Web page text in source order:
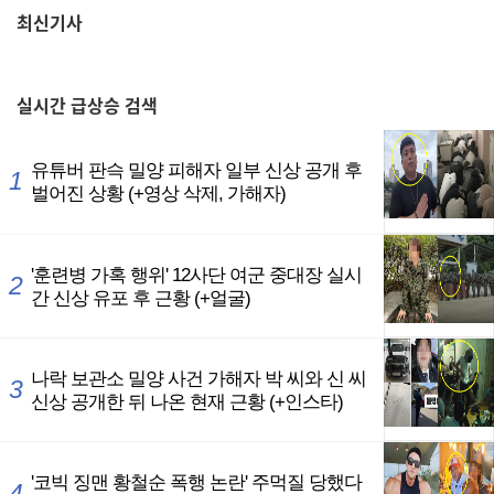
최신기사
실시간급상승 검색